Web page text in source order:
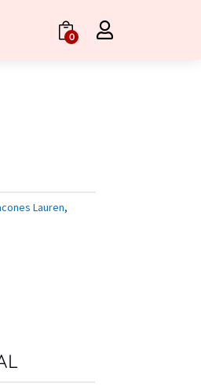
0 
Lauren,